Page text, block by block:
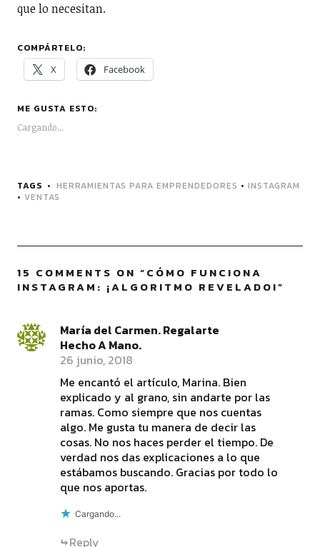
que lo necesitan.
COMPÁRTELO:
X
Facebook
ME GUSTA ESTO:
Cargando...
TAGS HERRAMIENTAS PARA EMPRENDEDORES • INSTAGRAM
• VENTAS
15 COMMENTS ON “CÓMO FUNCIONA
INSTAGRAM: ¡ALGORITMO REVELADO!”
María del Carmen. Regalarte
Hecho A Mano.
26 junio, 2018
Me encantó el artículo, Marina. Bien
explicado y al grano, sin andarte por las
ramas. Como siempre que nos cuentas
algo. Me gusta tu manera de decir las
cosas. No nos haces perder el tiempo. De
verdad nos das explicaciones a lo que
estábamos buscando. Gracias por todo lo
que nos aportas.
Cargando...
Reply